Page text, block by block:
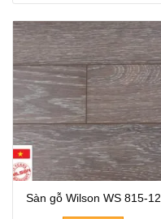
Sàn gỗ Wilson WS 815-12